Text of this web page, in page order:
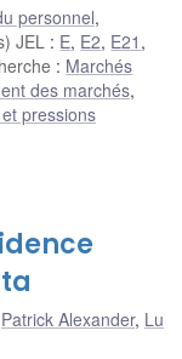
personnel,
JEL : E, E2, E21 ,
: Marchés
des marchés,
pressions
Patrick Alexander, Lu